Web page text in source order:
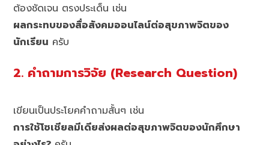
ต้องชัดเจน ตรงประเด็น เช่น
ผลกระทบของสื่อสังคมออนไลน์ต่อสุขภาพจิตของ
นักเรียน ครับ
2. คำถามการวิจัย (Research Question)
เขียนเป็นประโยคคำถามสั้นๆ เช่น
การใช้โซเชียลมีเดียส่งผลต่อสุขภาพจิตของนักศึกษา